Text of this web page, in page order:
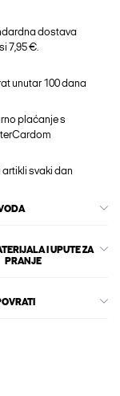
dostava
7,95 €.
unutar 100 dana
plaćanje s
artikli svaki dan
I UPUTE ZA
PRANJE